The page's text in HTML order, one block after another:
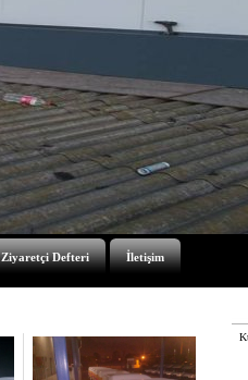
Ziyaretçi Defteri İletişim